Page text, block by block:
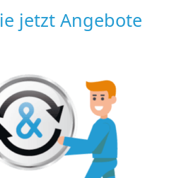
jetzt Angebote